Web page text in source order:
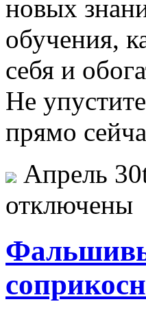
новых
обучения,
себя и
Не
прямо
Апрель
отключены